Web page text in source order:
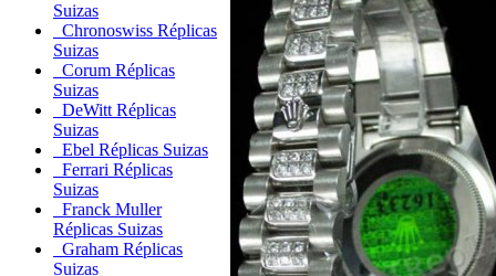
Suizas
Chronoswiss Réplicas
Suizas
Corum Réplicas
Suizas
DeWitt Réplicas
Suizas
Ebel Réplicas Suizas
Ferrari Réplicas
Suizas
Franck Muller
Réplicas Suizas
Graham Réplicas
Suizas